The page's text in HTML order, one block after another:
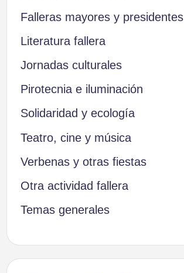
Falleras mayores y presidentes
Literatura fallera
Jornadas culturales
Pirotecnia e iluminación
Solidaridad y ecología
Teatro, cine y música
Verbenas y otras fiestas
Otra actividad fallera
Temas generales